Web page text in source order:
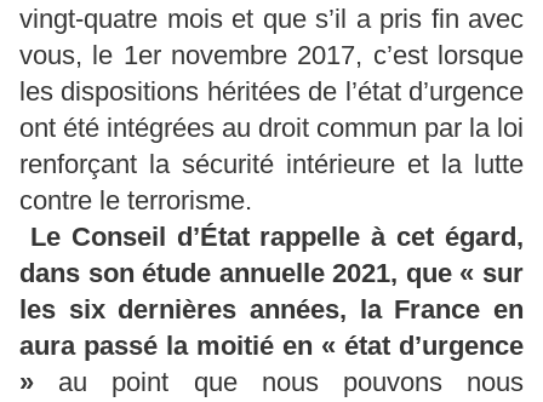
vingt-quatre mois et que s’il a pris fin avec
vous, le 1er novembre 2017, c’est lorsque
les dispositions héritées de l’état d’urgence
ont été intégrées au droit commun par la loi
renforçant la sécurité intérieure et la lutte
contre le terrorisme.
Le Conseil d’État rappelle à cet égard,
dans son étude annuelle 2021, que « sur
les six dernières années, la France en
aura passé la moitié en « état d’urgence
» au point que nous pouvons nous